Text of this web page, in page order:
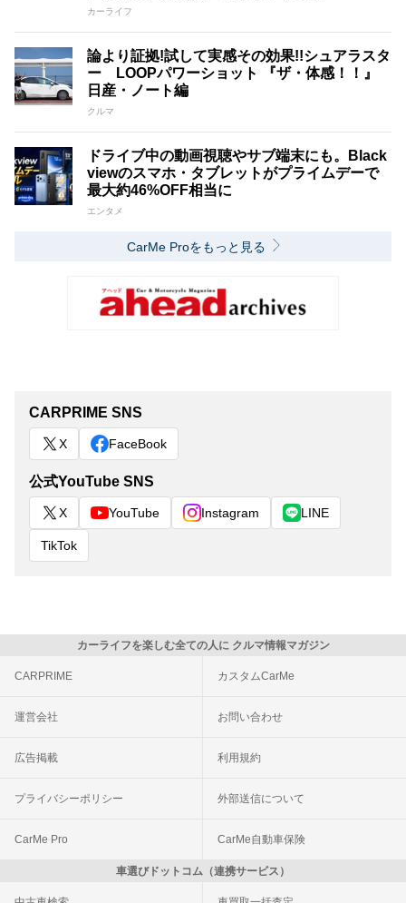
カーライフ
論より証拠!試して実感その効果!!シュアラスタ
ー LOOPパワーショット 『ザ・体感！！』
日産・ノート編
クルマ
ドライブ中の動画視聴やサブ端末にも。Black
viewのスマホ・タブレットがプライムデーで
最大約46%OFF相当に
エンタメ
CarMe Proをもっと見る
CARPRIME SNS
X FaceBook
公式YouTube SNS
X YouTube Instagram LINE
TikTok
カーライフを楽しむ全ての人に クルマ情報マガジン
CARPRIME カスタムCarMe
運営会社 お問い合わせ
広告掲載 利用規約
プライバシーポリシー 外部送信について
CarMe Pro CarMe自動車保険
車選びドットコム（連携サービス）